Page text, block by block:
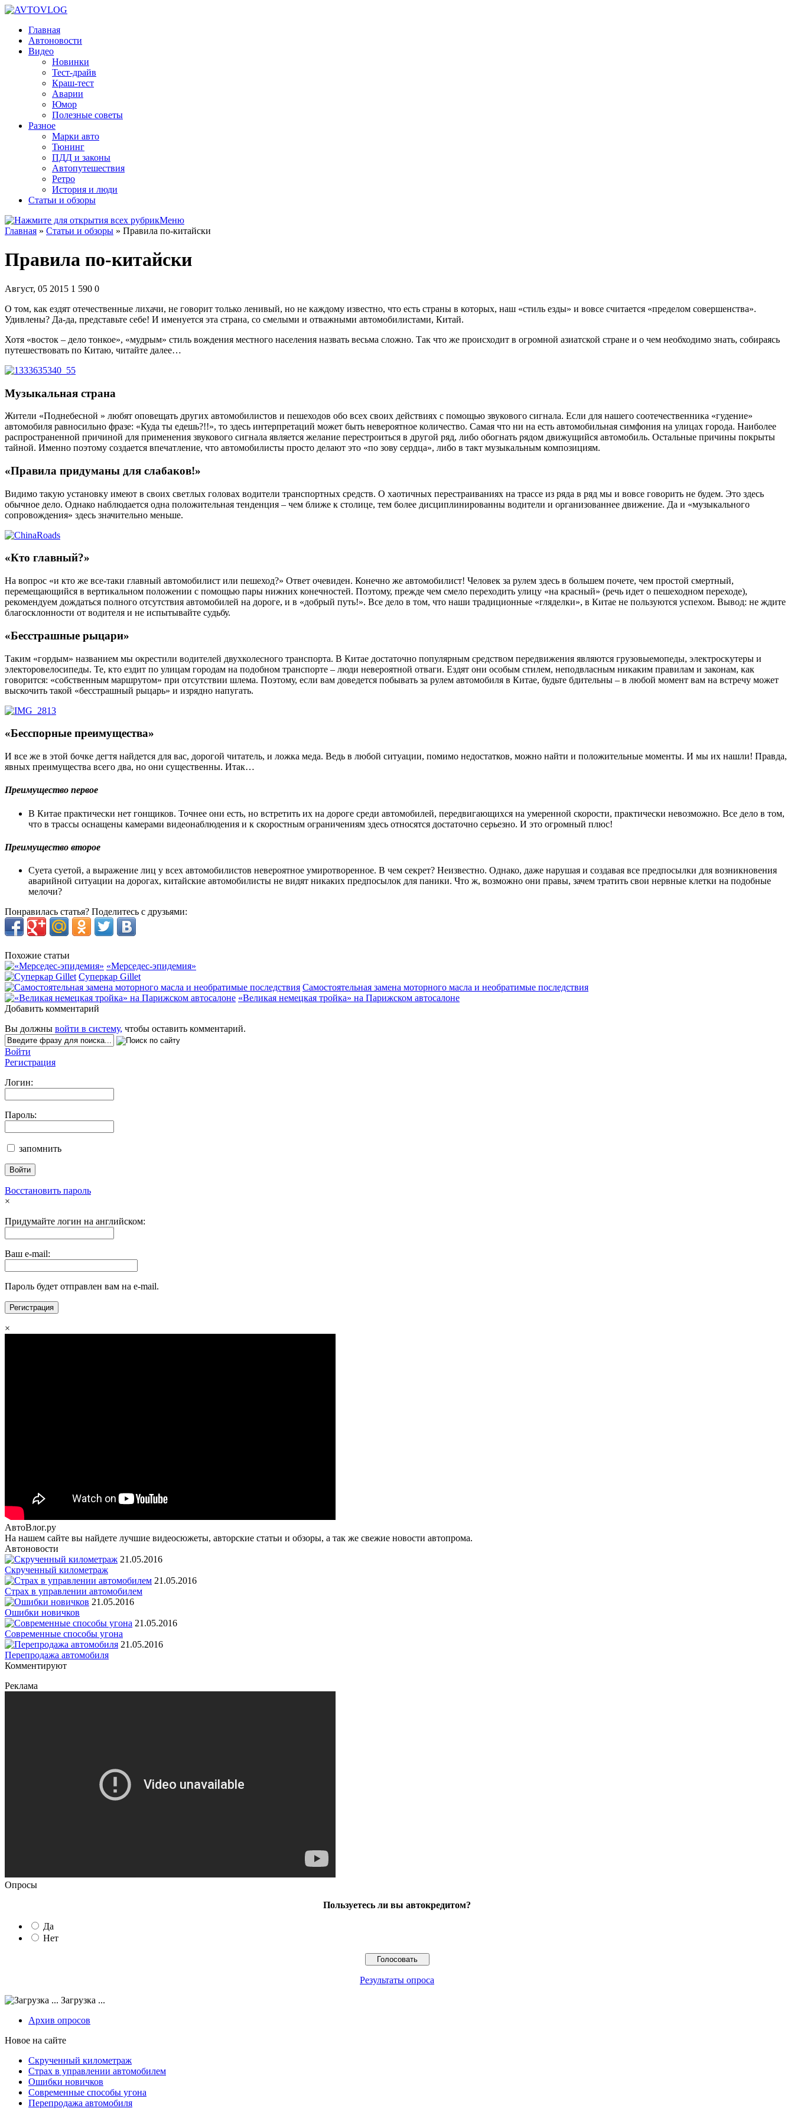
Главная
Автоновости
Видео
Новинки
Тест-драйв
Краш-тест
Аварии
Юмор
Полезные советы
Разное
Марки авто
Тюнинг
ПДД и законы
Автопутешествия
Ретро
История и люди
Статьи и обзоры
Меню
Главная » Статьи и обзоры » Правила по-китайски
Правила по-китайски
Август, 05 2015 1 590 0
О том, как ездят отечественные лихачи, не говорит только ленивый, но не каждому известно, что есть страны в которых, наш «стиль езды» и вовсе считается «пределом совершенства».
Удивлены? Да-да, представьте себе! И именуется эта страна, со смелыми и отважными автомобилистами, Китай.
Хотя «восток – дело тонкое», «мудрым» стиль вождения местного населения назвать весьма сложно. Так что же происходит в огромной азиатской стране и о чем необходимо знать, собираясь
путешествовать по Китаю, читайте далее…
Музыкальная страна
Жители «Поднебесной » любят оповещать других автомобилистов и пешеходов обо всех своих действиях с помощью звукового сигнала. Если для нашего соотечественника «гудение»
автомобиля равносильно фразе: «Куда ты едешь?!!», то здесь интерпретаций может быть невероятное количество. Самая что ни на есть автомобильная симфония на улицах города. Наиболее
распространенной причиной для применения звукового сигнала является желание перестроиться в другой ряд, либо обогнать рядом движущийся автомобиль. Остальные причины покрыты
тайной. Именно поэтому создается впечатление, что автомобилисты просто делают это «по зову сердца», либо в такт музыкальным композициям.
«Правила придуманы для слабаков!»
Видимо такую установку имеют в своих светлых головах водители транспортных средств. О хаотичных перестраиваниях на трассе из ряда в ряд мы и вовсе говорить не будем. Это здесь
обычное дело. Однако наблюдается одна положительная тенденция – чем ближе к столице, тем более дисциплинированны водители и организованнее движение. Да и «музыкального
сопровождения» здесь значительно меньше.
«Кто главный?»
На вопрос «и кто же все-таки главный автомобилист или пешеход?» Ответ очевиден. Конечно же автомобилист! Человек за рулем здесь в большем почете, чем простой смертный,
перемещающийся в вертикальном положении с помощью пары нижних конечностей. Поэтому, прежде чем смело переходить улицу «на красный» (речь идет о пешеходном переходе),
рекомендуем дождаться полного отсутствия автомобилей на дороге, и в «добрый путь!». Все дело в том, что наши традиционные «гляделки», в Китае не пользуются успехом. Вывод: не ждите
благосклонности от водителя и не испытывайте судьбу.
«Бесстрашные рыцари»
Таким «гордым» названием мы окрестили водителей двухколесного транспорта. В Китае достаточно популярным средством передвижения являются грузовыемопеды, электроскутеры и
электоровелосипеды. Те, кто ездит по улицам городам на подобном транспорте – люди невероятной отваги. Ездят они особым стилем, неподвласным никаким правилам и законам, как
говорится: «собственным маршрутом» при отсутствии шлема. Поэтому, если вам доведется побывать за рулем автомобиля в Китае, будьте бдительны – в любой момент вам на встречу может
выскочить такой «бесстрашный рыцарь» и изрядно напугать.
«Бесспорные преимущества»
И все же в этой бочке дегтя найдется для вас, дорогой читатель, и ложка меда. Ведь в любой ситуации, помимо недостатков, можно найти и положительные моменты. И мы их нашли! Правда,
явных преимущества всего два, но они существенны. Итак…
Преимущество первое
В Китае практически нет гонщиков. Точнее они есть, но встретить их на дороге среди автомобилей, передвигающихся на умеренной скорости, практически невозможно. Все дело в том,
что в трассы оснащены камерами видеонаблюдения и к скоростным ограничениям здесь относятся достаточно серьезно. И это огромный плюс!
Преимущество второе
Суета суетой, а выражение лиц у всех автомобилистов невероятное умиротворенное. В чем секрет? Неизвестно. Однако, даже нарушая и создавая все предпосылки для возникновения
аварийной ситуации на дорогах, китайские автомобилисты не видят никаких предпосылок для паники. Что ж, возможно они правы, зачем тратить свои нервные клетки на подобные
мелочи?
Понравилась статья? Поделитесь с друзьями:
Похожие статьи
«Мерседес-эпидемия»
Суперкар Gillet
Самостоятельная замена моторного масла и необратимые последствия
«Великая немецкая тройка» на Парижском автосалоне
Добавить комментарий
Вы должны войти в систему, чтобы оставить комментарий.
Войти
Регистрация
Логин:
Пароль:
запомнить
Восстановить пароль
×
Придумайте логин на английском:
Ваш e-mail:
Пароль будет отправлен вам на e-mail.
×
АвтоВлог.ру
На нашем сайте вы найдете лучшие видеосюжеты, авторские статьи и обзоры, а так же свежие новости автопрома.
Автоновости
21.05.2016
Скрученный километраж
21.05.2016
Страх в управлении автомобилем
21.05.2016
Ошибки новичков
21.05.2016
Современные способы угона
21.05.2016
Перепродажа автомобиля
Комментируют
Реклама
Опросы
Пользуетесь ли вы автокредитом?
Да
Нет
Результаты опроса
Загрузка ...
Архив опросов
Новое на сайте
Скрученный километраж
Страх в управлении автомобилем
Ошибки новичков
Современные способы угона
Перепродажа автомобиля